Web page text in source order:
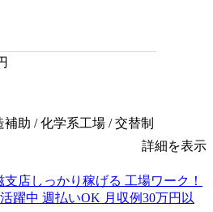
助 / 化学系工場 / 交替制
詳細を表示